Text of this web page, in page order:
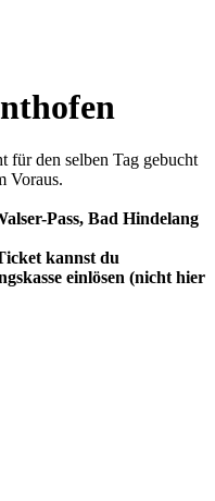
für den selben Tag gebucht
Voraus.
Pass, Bad Hindelang
kannst du
einlösen (nicht hier